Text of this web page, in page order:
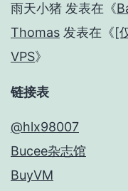
雨天小猪 发表在《
Thomas 发表在《[
VPS》
链接表
@hlx98007
Bucee杂志馆
BuyVM